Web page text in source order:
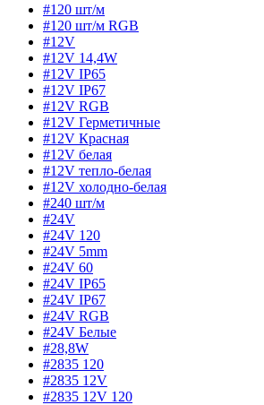
#120 шт/м
#120 шт/м RGB
#12V
#12V 14,4W
#12V IP65
#12V IP67
#12V RGB
#12V Герметичные
#12V Красная
#12V белая
#12V тепло-белая
#12V холодно-белая
#240 шт/м
#24V
#24V 120
#24V 5mm
#24V 60
#24V IP65
#24V IP67
#24V RGB
#24V Белые
#28,8W
#2835 120
#2835 12V
#2835 12V 120